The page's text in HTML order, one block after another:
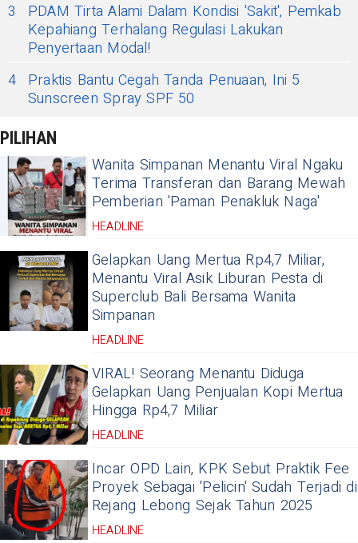
3
PDAM Tirta Alami Dalam Kondisi 'Sakit', Pemkab
Kepahiang Terhalang Regulasi Lakukan
Penyertaan Modal!
4 Praktis Bantu Cegah Tanda Penuaan, Ini 5
Sunscreen Spray SPF 50
PILIHAN
Wanita Simpanan Menantu Viral Ngaku
Terima Transferan dan Barang Mewah
Pemberian 'Paman Penakluk Naga'
HEADLINE
Gelapkan Uang Mertua Rp4,7 Miliar,
Menantu Viral Asik Liburan Pesta di
Superclub Bali Bersama Wanita
Simpanan
HEADLINE
VIRAL! Seorang Menantu Diduga
Gelapkan Uang Penjualan Kopi Mertua
Hingga Rp4,7 Miliar
HEADLINE
Incar OPD Lain, KPK Sebut Praktik Fee
Proyek Sebagai 'Pelicin' Sudah Terjadi di
Rejang Lebong Sejak Tahun 2025
HEADLINE